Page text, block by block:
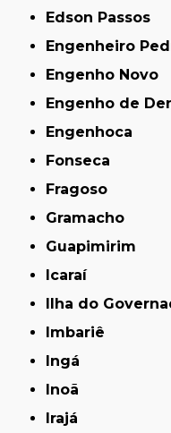
Edson Passos
Engenheiro
Engenho Novo
Engenho de
Engenhoca
Fonseca
Fragoso
Gramacho
Guapimirim
Icaraí
Ilha do
Imbariê
Ingá
Inoã
Irajá